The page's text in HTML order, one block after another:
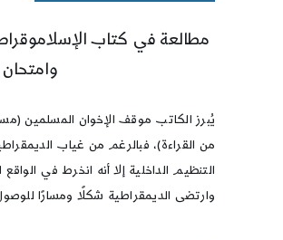
مطالعة في كتاب
وامتحان
يُبرز الكاتب موقف الإخوان المسلمين
من القراءة)، فبالرغم من غياب
التنظيم الداخلية إلا أنه انخرط في
وارتضى الديمقراطية شكلًا ومسارًا